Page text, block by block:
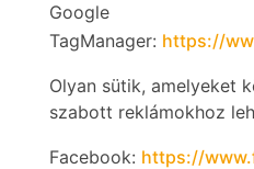
Google
TagManager: https://
Olyan sütik, amelyeket
szabott reklámokhoz
Facebook: https://